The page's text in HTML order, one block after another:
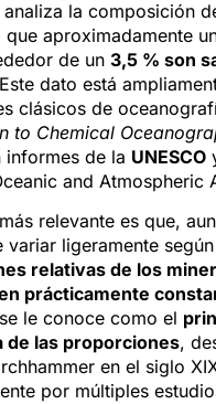
analiza la composición
que aproximadamente
de un 3,5 % son
dato está
clásicos de
to Chemical
de la UNESCO
and Atmospheric
relevante es que,
variar ligeramente
relativas de los
prácticamente
le conoce como el
de las proporciones,
en el siglo
por múltiples